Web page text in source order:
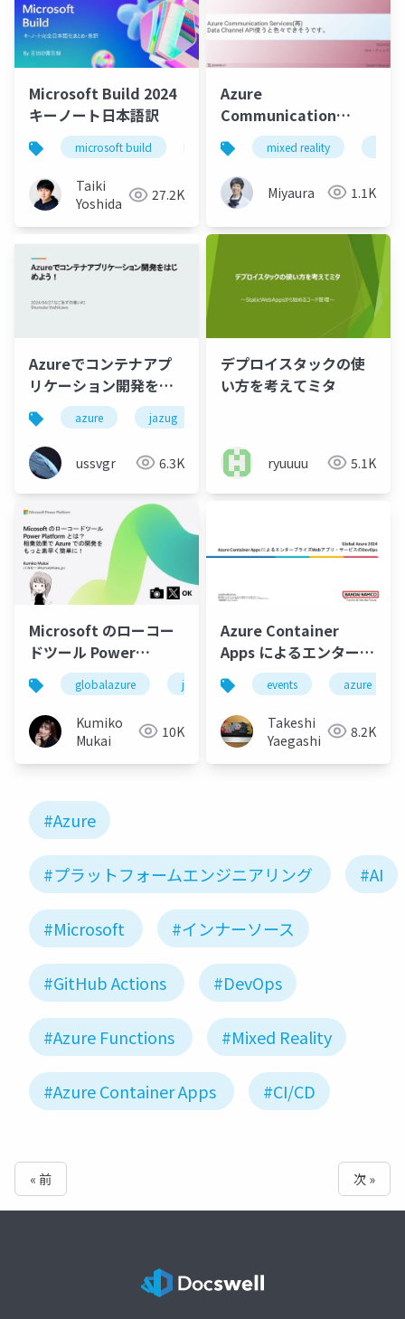
Microsoft Build 2024
キーノート日本語訳
microsoft build keynote
Taiki
Yoshida
27.2K
Azure
Communication
Services(再) Data
Channel API使うと
色々できそうです。
mixed reality
Miyaura 1.1K
Azureでコンテナアプ
リケーション開発をは
じめよう！
azure jazug
ussvgr 6.3K
デプロイスタックの使
い方を考えてミタ
ryuuuu 5.1K
Microsoft のローコー
ドツール Power
Platform とは？ 相乗
効果でAzure での開発
をもっと素早く簡単
に！ - Global Azure
Japan 2024
globalazure jazug
Kumiko
Mukai
10K
Azure Container
Apps によるエンタープ
ライズWebアプリ・サ
ービスのDevOps
events azure
Takeshi
Yaegashi
8.2K
#Azure
#プラットフォームエンジニアリング #AI
#Microsoft #インナーソース
#GitHub Actions #DevOps
#Azure Functions #Mixed Reality
#Azure Container Apps #CI/CD
« 前 次 »